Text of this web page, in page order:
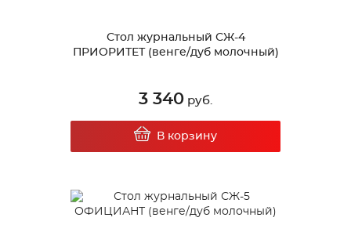
Стол журнальный СЖ-4
ПРИОРИТЕТ (венге/дуб молочный)
3 340 руб.
В корзину